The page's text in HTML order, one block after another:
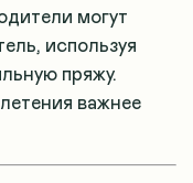
могут
используя
пряжу.
важнее